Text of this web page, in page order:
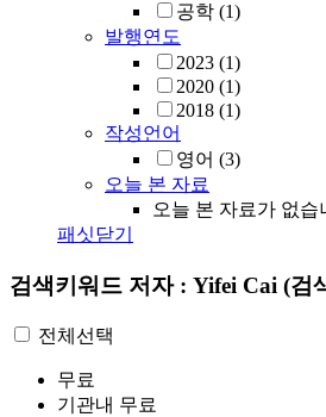
공학 (1)
발행연도
2023 (1)
2020 (1)
2018 (1)
작성언어
영어 (3)
오늘 본 자료
오늘 본 자료가 없습
패싯닫기
검색키워드 저자 : Yifei Cai (검
전체선택
무료
기관내 무료